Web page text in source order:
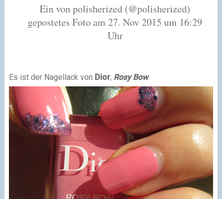
Ein von polisherized (@polisherized)
gepostetes Foto am 27. Nov 2015 um 16:29
Uhr
Es ist der Nagellack von Dior, Rosy Bow.